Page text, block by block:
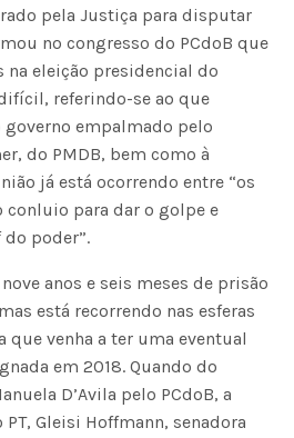
pela Justiça para disputar
no congresso do PCdoB que
na eleição presidencial do
referindo-se ao que
empalmado pelo
do PMDB, bem como à
já está ocorrendo entre “os
para dar o golpe e
poder”.
anos e seis meses de prisão
está recorrendo nas esferas
venha a ter uma eventual
em 2018. Quando do
D’Avila pelo PCdoB, a
Gleisi Hoffmann, senadora